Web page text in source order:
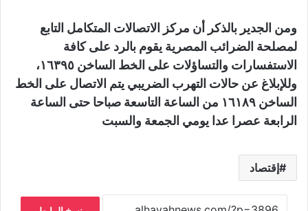
ومن الجدير بالذكر أن مركز الاتصالات المتكامل التابع
لمصلحة الضرائب المصرية يقوم بالرد على كافة
الاستفسارات والتساؤلات على الخط الساخن ١٦٣٩٥،
وللإبلاغ عن حالات التهرب الضريبي يتم الاتصال على الخط
الساخن ١٦١٨٩ من الساعة التاسعة صباحا حتى الساعة
الرابعة عصرا عدا يومي الجمعة والسبت
إقتصاد